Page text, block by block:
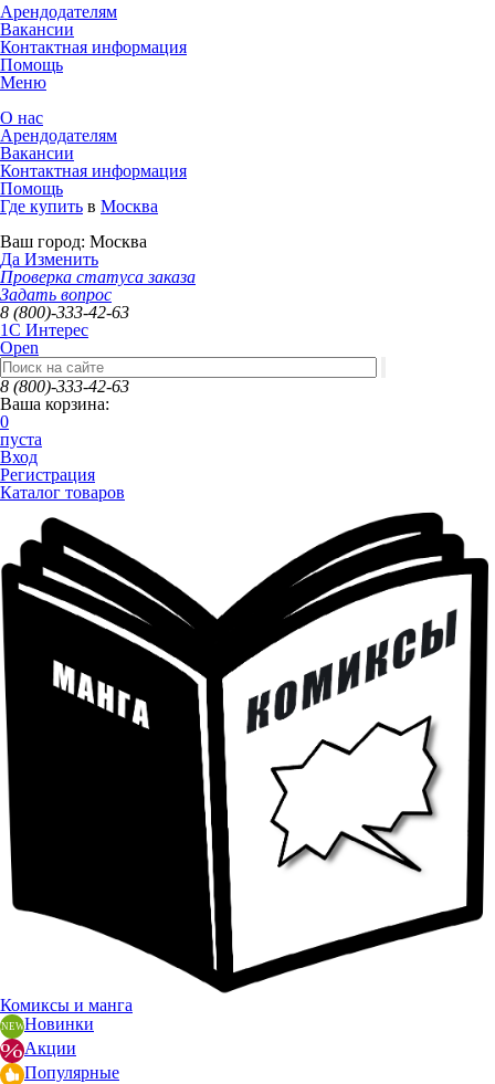
Арендодателям
Вакансии
Контактная информация
Помощь
Меню
О нас
Арендодателям
Вакансии
Контактная информация
Помощь
Где купить в Москва
Ваш город: Москва
Да Изменить
Проверка статуса заказа
Задать вопрос
8 (800)-333-42-63
1C Интерес
Open
8 (800)-333-42-63
Ваша корзина:
0
пуста
Вход
Регистрация
Каталог товаров
Комиксы и манга
Новинки
Акции
Популярные